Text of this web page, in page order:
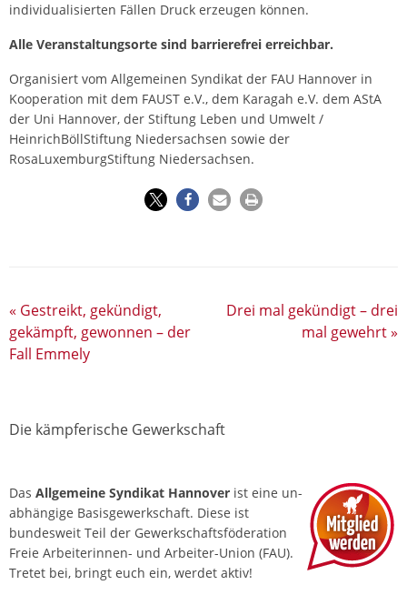
individualisierten Fällen Druck erzeugen können.
Alle Veranstaltungsorte sind barrierefrei erreichbar.
Organisiert vom Allgemeinen Syndikat der FAU Hannover in
Kooperation mit dem FAUST e.V., dem Karagah e.V. dem AStA
der Uni Hannover, der Stiftung Leben und Umwelt /
HeinrichBöllStiftung Niedersachsen sowie der
RosaLuxemburgStiftung Niedersachsen.
« Gestreikt, gekündigt,
gekämpft, gewonnen – der
Fall Emmely
Drei mal gekündigt – drei
mal gewehrt»
Die kämpferische Gewerkschaft
Das Allgemeine Syndikat Hannover ist eine un­
abhängige Basis­gewerkschaft. Diese ist
bundesweit Teil der Gewerkschafts­föderation
Freie Arbeiterinnen- und Arbeiter-Union (FAU).
Tretet bei, bringt euch ein, werdet aktiv!